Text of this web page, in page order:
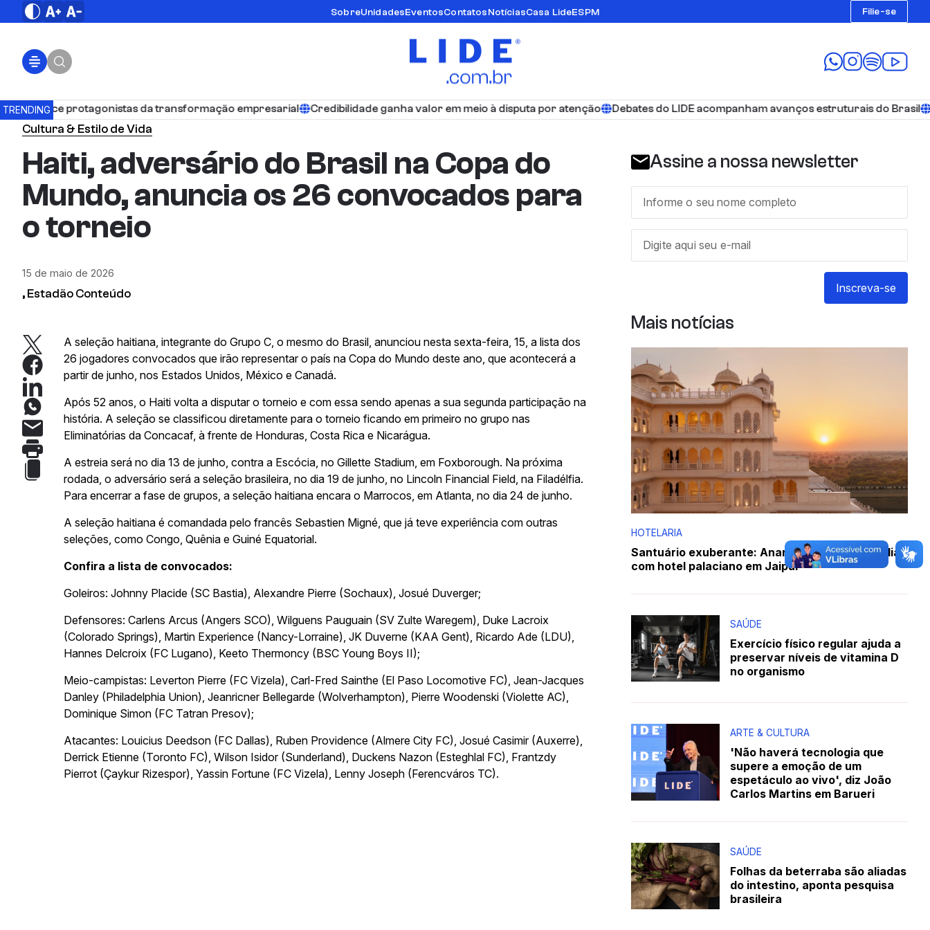
SobreUnidadesEventosContatosNotíciasCasa LideESPM Filie-se
TRENDINGprotagonistas da transformação empresarial Credibilidade ganha valor em meio à disputa por atenção Debates do LIDE acompanham avanços estruturais do Brasil Por
Cultura & Estilo de Vida
Haiti, adversário do Brasil na Copa do
Mundo, anuncia os 26 convocados para
o torneio
15 de maio de 2026
, Estadão Conteúdo
A seleção haitiana, integrante do Grupo C, o mesmo do Brasil, anunciou nesta sexta-feira, 15, a lista dos
26 jogadores convocados que irão representar o país na Copa do Mundo deste ano, que acontecerá a
partir de junho, nos Estados Unidos, México e Canadá.
Após 52 anos, o Haiti volta a disputar o torneio e com essa sendo apenas a sua segunda participação na
história. A seleção se classificou diretamente para o torneio ficando em primeiro no grupo nas
Eliminatórias da Concacaf, à frente de Honduras, Costa Rica e Nicarágua.
A estreia será no dia 13 de junho, contra a Escócia, no Gillette Stadium, em Foxborough. Na próxima
rodada, o adversário será a seleção brasileira, no dia 19 de junho, no Lincoln Financial Field, na Filadélfia.
Para encerrar a fase de grupos, a seleção haitiana encara o Marrocos, em Atlanta, no dia 24 de junho.
A seleção haitiana é comandada pelo francês Sebastien Migné, que já teve experiência com outras
seleções, como Congo, Quênia e Guiné Equatorial.
Confira a lista de convocados:
Goleiros: Johnny Placide (SC Bastia), Alexandre Pierre (Sochaux), Josué Duverger;
Defensores: Carlens Arcus (Angers SCO), Wilguens Pauguain (SV Zulte Waregem), Duke Lacroix
(Colorado Springs), Martin Experience (Nancy-Lorraine), JK Duverne (KAA Gent), Ricardo Ade (LDU),
Hannes Delcroix (FC Lugano), Keeto Thermoncy (BSC Young Boys II);
Meio-campistas: Leverton Pierre (FC Vizela), Carl-Fred Sainthe (El Paso Locomotive FC), Jean-Jacques
Danley (Philadelphia Union), Jeanricner Bellegarde (Wolverhampton), Pierre Woodenski (Violette AC),
Dominique Simon (FC Tatran Presov);
Atacantes: Louicius Deedson (FC Dallas), Ruben Providence (Almere City FC), Josué Casimir (Auxerre),
Derrick Etienne (Toronto FC), Wilson Isidor (Sunderland), Duckens Nazon (Esteghlal FC), Frantzdy
Pierrot (Çaykur Rizespor), Yassin Fortune (FC Vizela), Lenny Joseph (Ferencváros TC).
Assine a nossa newsletter
Inscreva-se
Mais notícias
HOTELARIA
Santuário exuberante: Anantara estreia na Índia
com hotel palaciano em Jaipur
SAÚDE
Exercício físico regular ajuda a
preservar níveis de vitamina D
no organismo
ARTE & CULTURA
'Não haverá tecnologia que
supere a emoção de um
espetáculo ao vivo', diz João
Carlos Martins em Barueri
SAÚDE
Folhas da beterraba são aliadas
do intestino, aponta pesquisa
brasileira